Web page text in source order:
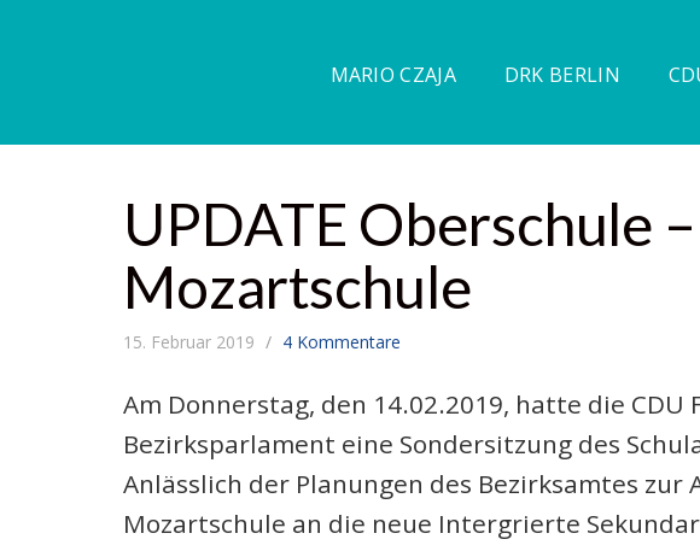
MARIO CZAJA DRK BERLIN
UPDATE Oberschule
Mozartschule
15. Februar 2019 4 Kommentare
Am Donnerstag, den 14.02.2019, hatte die CDU
Bezirksparlament eine Sondersitzung des
Anlässlich der Planungen des Bezirksamtes zur
Mozartschule an die neue Intergrierte